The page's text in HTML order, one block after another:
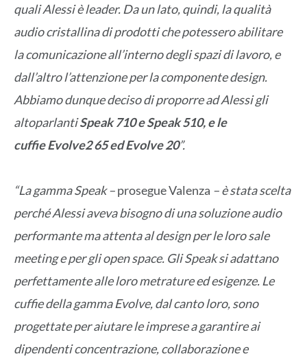
quali Alessi è leader. Da un lato, quindi, la qualità
audio cristallina di prodotti che potessero abilitare
la comunicazione all’interno degli spazi di lavoro, e
dall’altro l’attenzione per la componente design.
Abbiamo dunque deciso di proporre ad Alessi gli
altoparlantiSpeak 710eSpeak 510, e le
cuffieEvolve2 65edEvolve 20”.
“La gamma Speak –prosegue Valenza – è stata scelta
perché Alessi aveva bisogno di una soluzione audio
performante ma attenta al design per le loro sale
meeting e per gli open space. Gli Speak si adattano
perfettamente alle loro metrature ed esigenze. Le
cuffie della gamma Evolve, dal canto loro, sono
progettate per aiutare le imprese a garantire ai
dipendenti concentrazione, collaborazione e